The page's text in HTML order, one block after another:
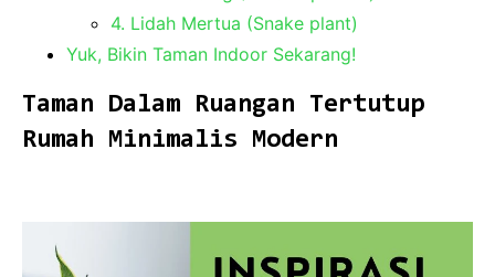
4. Lidah Mertua (Snake plant)
Yuk, Bikin Taman Indoor Sekarang!
Taman Dalam Ruangan Tertutup
Rumah Minimalis Modern